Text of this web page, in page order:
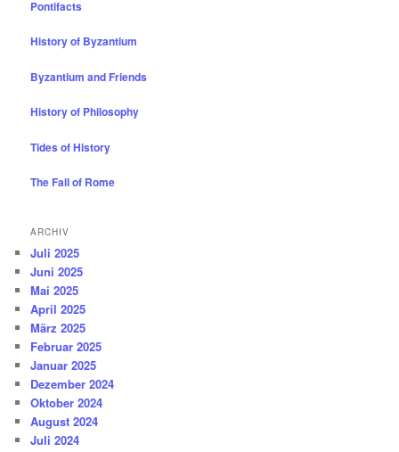
Pontifacts
History of Byzantium
Byzantium and Friends
History of Philosophy
Tides of History
The Fall of Rome
ARCHIV
Juli 2025
Juni 2025
Mai 2025
April 2025
März 2025
Februar 2025
Januar 2025
Dezember 2024
Oktober 2024
August 2024
Juli 2024